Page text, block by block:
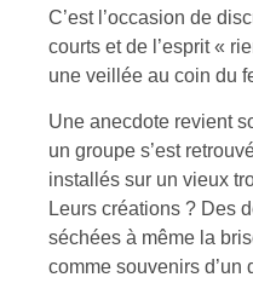
C’est l’occasion de
courts et de l’esprit «
une veillée au coin du
Une anecdote revient
un groupe s’est
installés sur un vieux
Leurs créations ? Des
séchées à même la
comme souvenirs d’un